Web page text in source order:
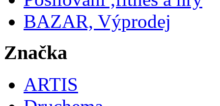
BAZAR, Výprodej
Značka
ARTIS